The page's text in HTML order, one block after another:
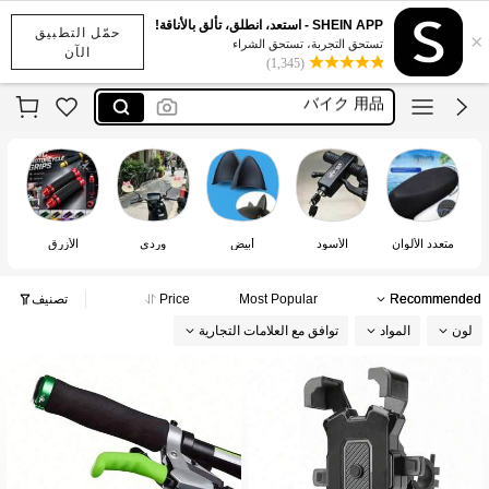
حمّل التطبيق
الآن
×
SHEIN APP - استعد، انطلق، تألق بالأناقة!
تستحق التجربة، تستحق الشراء
(1,345)
helmet for motorcycle
دزني
バイク 用品
accesorios para moto
helmet for motorcycle
دزني
متعدد الألوان الأسود أبيض وردي الأزرق
Recommended
Most Popular
Price تصنيف
لون المواد توافق مع العلامات التجارية